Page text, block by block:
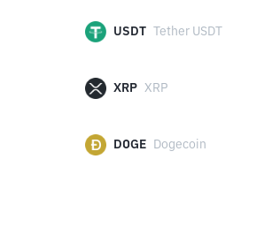
USDT Tether USDT
XRP XRP
DOGE Dogecoin